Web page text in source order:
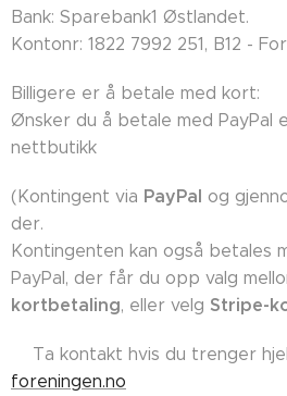
Bank: Sparebank1 Østlandet.
Kontonr: 1822 7992 251, B12 -
Billigere er å betale med kort:
Ønsker du å betale med PayPal
nettbutikk
(Kontingent via PayPal og
der.
Kontingenten kan også betales
PayPal, der får du opp valg
kortbetaling, eller velg Stripe-
👉🏼Ta kontakt hvis du trenger
foreningen.no